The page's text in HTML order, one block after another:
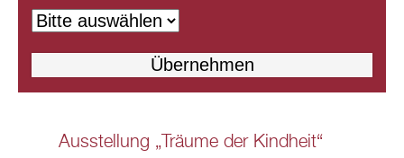
Ausstellung „Träume der Kindheit“